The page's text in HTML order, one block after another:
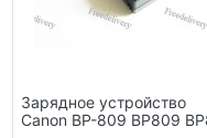
Зарядное устройство
Canon BP-809 BP809